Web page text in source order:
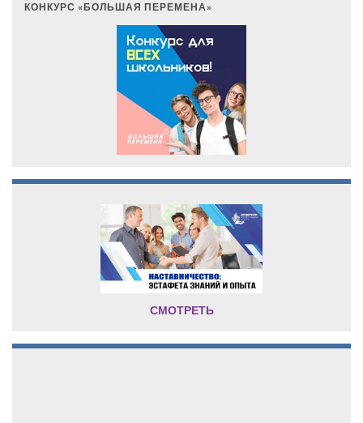
КОНКУРС «БОЛЬШАЯ ПЕРЕМЕНА»
СМОТРЕТЬ